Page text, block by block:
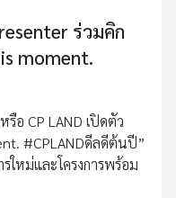
ร่วมคิก
moment.
อ CP LAND เปิดตัว
#CPLANDดีลดีต้นปี”
ใหม่และโครงการพร้อม